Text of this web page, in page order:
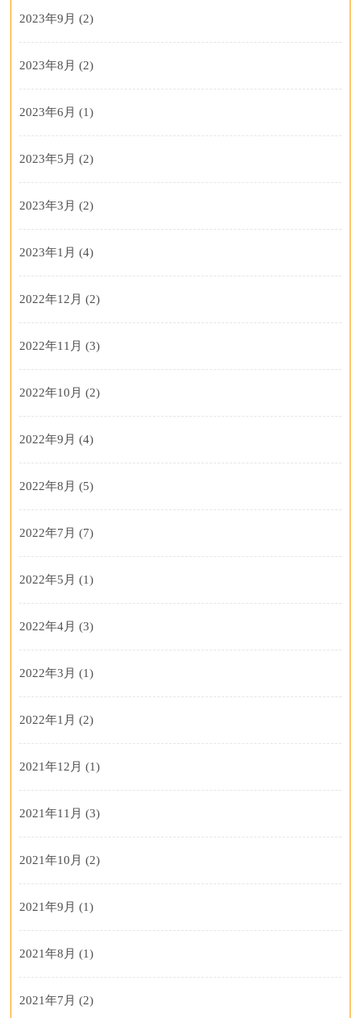
2023年9月 (2)
2023年8月 (2)
2023年6月 (1)
2023年5月 (2)
2023年3月 (2)
2023年1月 (4)
2022年12月 (2)
2022年11月 (3)
2022年10月 (2)
2022年9月 (4)
2022年8月 (5)
2022年7月 (7)
2022年5月 (1)
2022年4月 (3)
2022年3月 (1)
2022年1月 (2)
2021年12月 (1)
2021年11月 (3)
2021年10月 (2)
2021年9月 (1)
2021年8月 (1)
2021年7月 (2)